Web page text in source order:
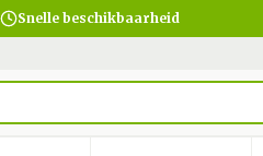
Snelle beschikbaarheid